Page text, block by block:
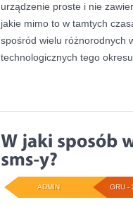
urządzenie proste i nie
jakie mimo to w tamtych
spośród wielu różnorodnych
technologicznych tego
GRU -
ADMIN